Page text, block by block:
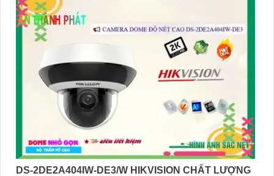
DS-2DE2A404IW-DE3/W HIKVISION CHẤT LƯỢNG